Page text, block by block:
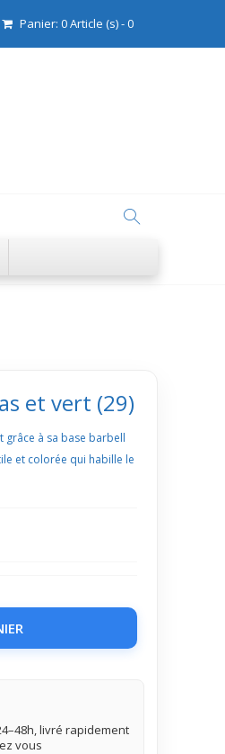
Panier: 0Article (s)-0
et vert (29)
grâce à sa base barbell
et colorée qui habille le
livré rapidement
vous